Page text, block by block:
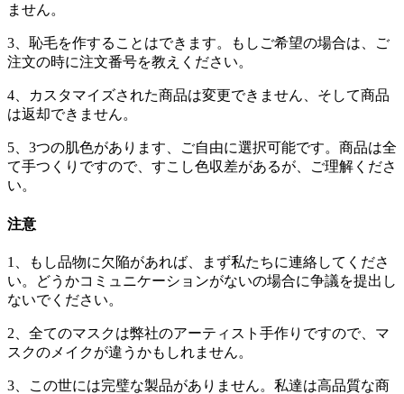
ません。
3、恥毛を作することはできます。もしご希望の場合は、ご
注文の時に注文番号を教えください。
4、カスタマイズされた商品は変更できません、そして商品
は返却できません。
5、3つの肌色があります、ご自由に選択可能です。商品は全
て手つくりですので、すこし色収差があるが、ご理解くださ
い。
注意
1、もし品物に欠陥があれば、まず私たちに連絡してくださ
い。どうかコミュニケーションがないの場合に争議を提出し
ないでください。
2、全てのマスクは弊社のアーティスト手作りですので、マ
スクのメイクが違うかもしれません。
3、この世には完璧な製品がありません。私達は高品質な商